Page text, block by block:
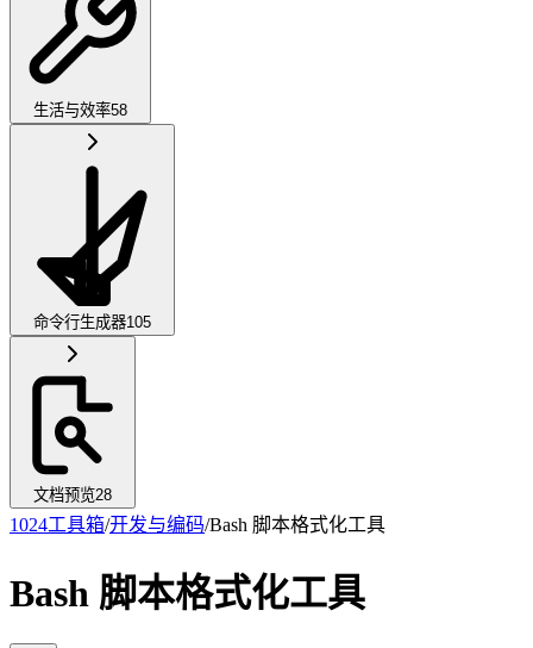
生活与效率58
命令行生成器105
文档预览28
1024工具箱/开发与编码/Bash 脚本格式化工具
Bash 脚本格式化工具